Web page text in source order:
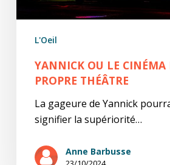
L'Oeil
YANNICK OU LE CINÉMA
PROPRE THÉÂTRE
La gageure de Yannick
signifier la supériorité…
Anne Barbusse